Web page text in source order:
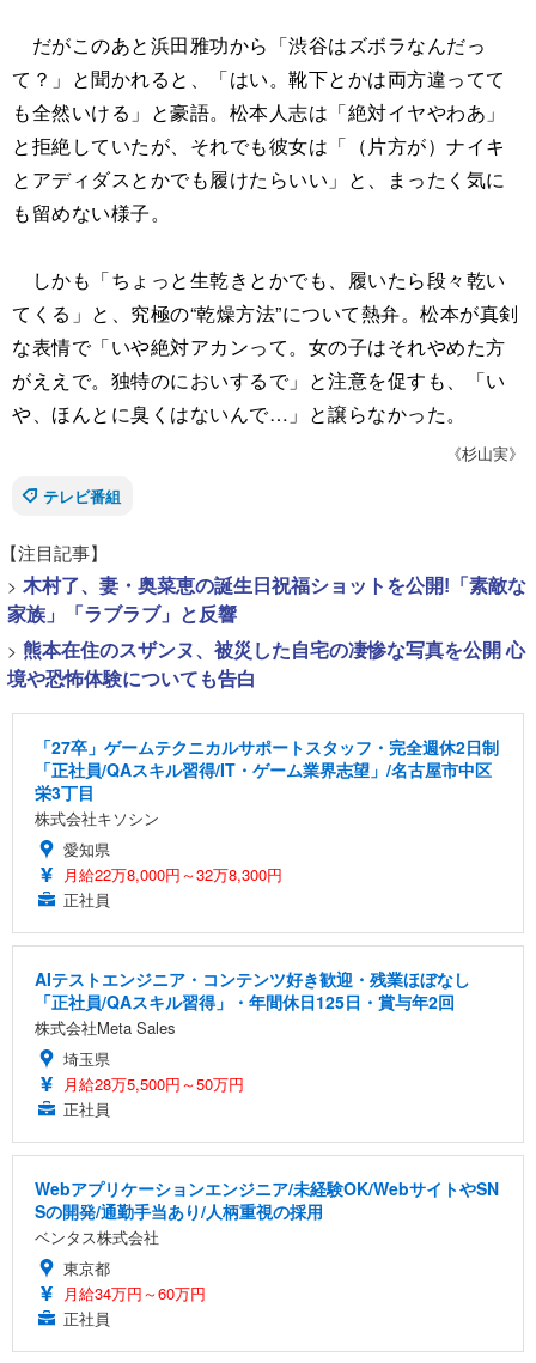
だがこのあと浜田雅功から「渋谷はズボラなんだっ
て？」と聞かれると、「はい。靴下とかは両方違ってて
も全然いける」と豪語。松本人志は「絶対イヤやわあ」
と拒絶していたが、それでも彼女は「（片方が）ナイキ
とアディダスとかでも履けたらいい」と、まったく気に
も留めない様子。
しかも「ちょっと生乾きとかでも、履いたら段々乾い
てくる」と、究極の“乾燥方法”について熱弁。松本が真剣
な表情で「いや絶対アカンって。女の子はそれやめた方
がええで。独特のにおいするで」と注意を促すも、「い
や、ほんとに臭くはないんで…」と譲らなかった。
《杉山実》
テレビ番組
【注目記事】
> 木村了、妻・奥菜恵の誕生日祝福ショットを公開!「素敵な
家族」「ラブラブ」と反響
> 熊本在住のスザンヌ、被災した自宅の凄惨な写真を公開 心
境や恐怖体験についても告白
「27卒」ゲームテクニカルサポートスタッフ・完全週休2日制
「正社員/QAスキル習得/IT・ゲーム業界志望」/名古屋市中区
栄3丁目
株式会社キソシン
愛知県
月給22万8,000円～32万8,300円
正社員
AIテストエンジニア・コンテンツ好き歓迎・残業ほぼなし
「正社員/QAスキル習得」・年間休日125日・賞与年2回
株式会社Meta Sales
埼玉県
月給28万5,500円～50万円
正社員
Webアプリケーションエンジニア/未経験OK/WebサイトやSN
Sの開発/通勤手当あり/人柄重視の採用
ベンタス株式会社
東京都
月給34万円～60万円
正社員